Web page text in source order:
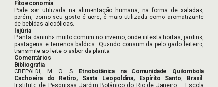
Fitoeconomia
Pode ser utilizada na alimentação humana, na forma de saladas,
porém, como seu gosto é acre, é mais utilizada como aromatizante
de bebidas alcoólicas.
Injúria
Planta daninha muito comum no inverno, onde infesta hortas, jardins,
pastagens e terrenos baldios. Quando consumida pelo gado leiteiro,
transmite ao leite o sabor da planta.
Comentários
Bibliografia
CREPALDI, M. O. S.
Etnobotânica na Comunidade Quilombola
Cachoeira do Retiro, Santa Leopoldina, Espírito Santo, Brasil.
Instituto de Pesquisas Jardim Botânico do Rio de Janeiro – Escola